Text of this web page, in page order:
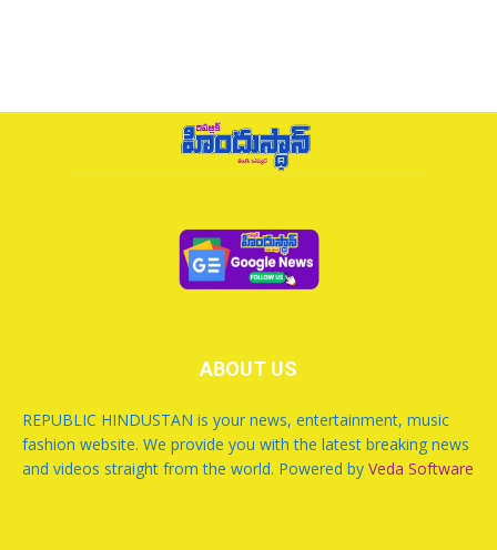
ABOUT US
REPUBLIC HINDUSTAN is your news, entertainment, music
fashion website. We provide you with the latest breaking news
and videos straight from the world. Powered by Veda Software